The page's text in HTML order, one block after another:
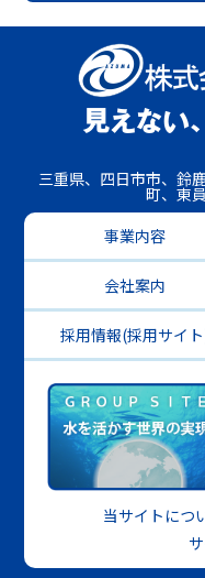
三重県、四日市市、鈴
町、東
事業内容
会社案内
採用情報(採用サイ
当サイトにつ